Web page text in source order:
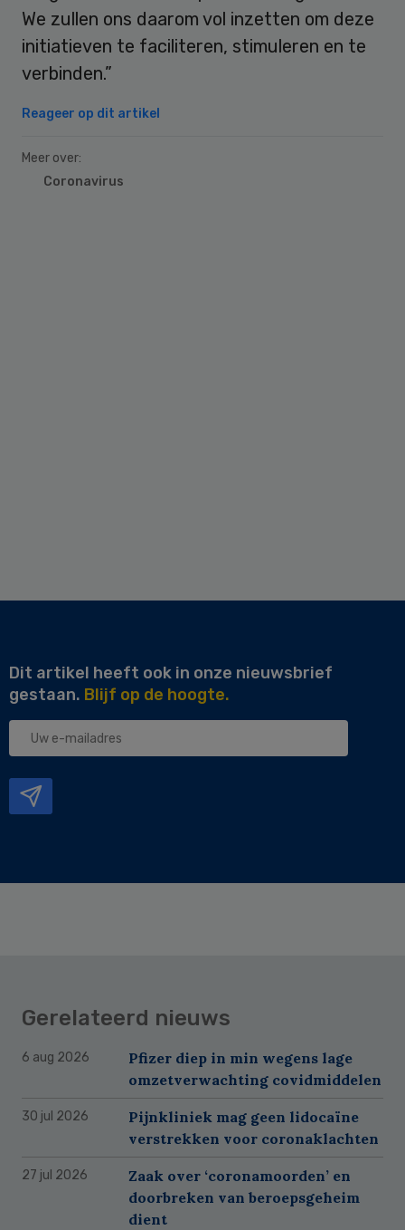
We zullen ons daarom vol inzetten om deze
initiatieven te faciliteren, stimuleren en te
verbinden.”
Reageer op dit artikel
Meer over:
Coronavirus
Dit artikel heeft ook in onze nieuwsbrief
gestaan. Blijf op de hoogte.
Uw
Gerelateerd nieuws
6 aug 2026
Pfizer diep in min wegens lage
omzetverwachting covidmiddelen
30 jul 2026
Pijnkliniek mag geen lidocaïne
verstrekken voor coronaklachten
27 jul 2026
Zaak over ‘coronamoorden’ en
doorbreken van beroepsgeheim
dient